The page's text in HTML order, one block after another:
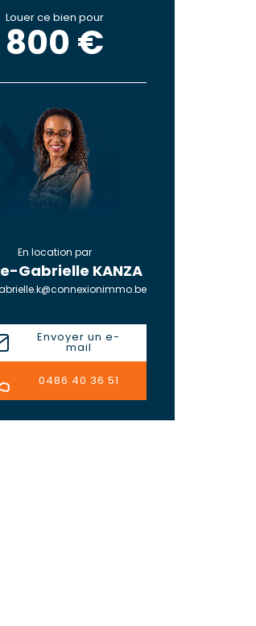
Louer ce bien pour
800 €
En location par
Gabrielle KANZA
Envoyer un e-
mail
0486 40 36 51